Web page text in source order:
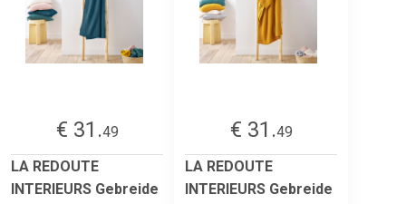
€ 31.49
LA REDOUTE
INTERIEURS Gebreide
€ 31.49
LA REDOUTE
INTERIEURS Gebreide